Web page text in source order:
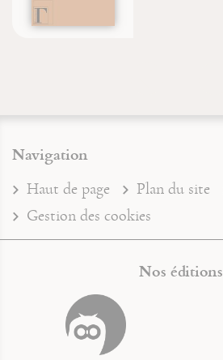
Navigation
Haut de page Plan du site
Gestion des cookies
Nos éditions